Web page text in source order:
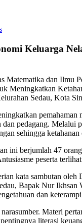
Keluarga
Matematika dan Ilmu
Meningkatkan
Sedau, Kota
pemahaman
pedagang. Melalui
sehingga
ini berjumlah 47
peserta
kata sambutan
Bapak Nur Ikhsan
dan
Materi
literasi